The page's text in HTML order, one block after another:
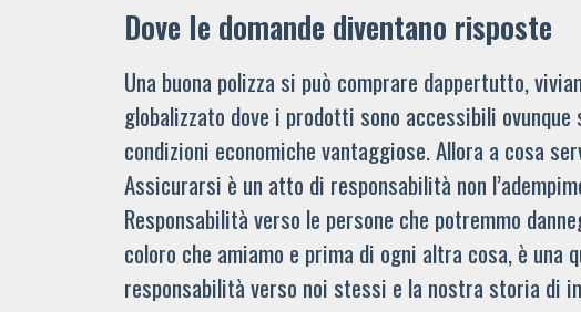
Dove le domande diventano risposte
Una buona polizza si può comprare dappertutto,
globalizzato dove i prodotti sono accessibili ovunque
condizioni economiche vantaggiose. Allora a cosa
Assicurarsi è un atto di responsabilità non
Responsabilità verso le persone che potremmo
coloro che amiamo e prima di ogni altra cosa, è una
responsabilità verso noi stessi e la nostra storia di